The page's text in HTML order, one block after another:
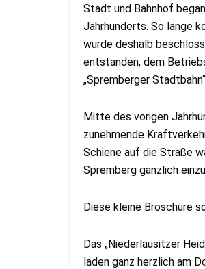
Stadt und Bahnhof
Jahrhunderts. So lange
wurde deshalb
entstanden, dem
„Spremberger
Mitte des vorigen
zunehmende
Schiene auf die Straße
Spremberg gänzlich
Diese kleine Broschüre
Das „Niederlausitzer
laden ganz herzlich am